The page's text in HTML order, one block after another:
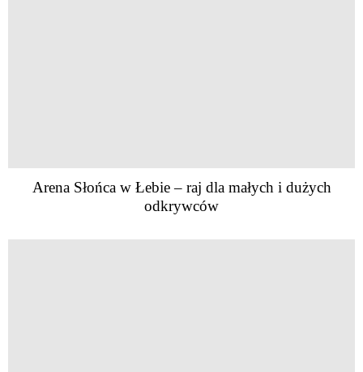
Arena Słońca w Łebie – raj dla małych i dużych
odkrywców